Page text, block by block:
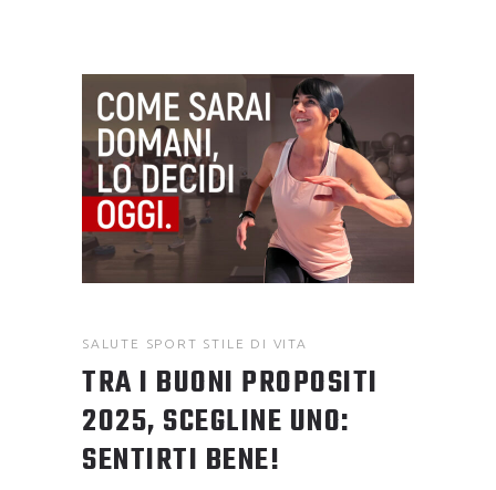
SALUTE SPORT STILE DI VITA
TRA I BUONI PROPOSITI
2025, SCEGLINE UNO:
SENTIRTI BENE!